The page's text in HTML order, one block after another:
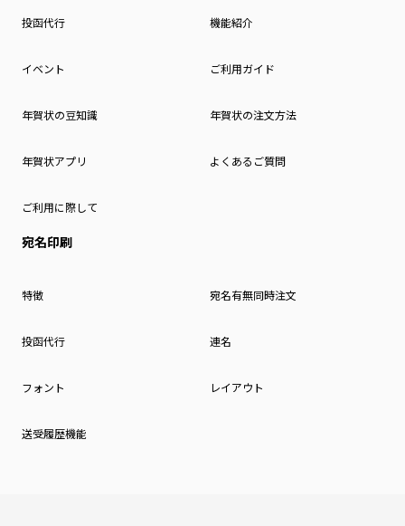
投函代行 機能紹介
イベント ご利用ガイド
年賀状の豆知識 年賀状の注文方法
年賀状アプリ よくあるご質問
ご利用に際して
宛名印刷
特徴 宛名有無同時注文
投函代行 連名
フォント レイアウト
送受履歴機能